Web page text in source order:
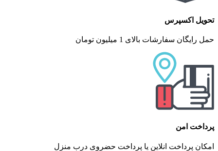
تحویل اکسپرس
حمل رایگان سفارشات بالای 1 میلیون تومان
پرداخت امن
امکان پرداخت انلاین یا پرداخت حضروی درب منزل